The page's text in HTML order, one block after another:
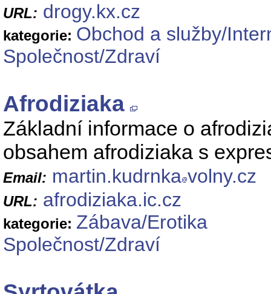
URL: drogy.kx.cz
kategorie: Obchod a služby/
Společnost/Zdraví
Afrodiziaka
Základní informace o
obsahem afrodiziaka s
Email: martin.kudrnka volny.cz
URL: afrodiziaka.ic.cz
kategorie: Zábava/Erotika
Společnost/Zdraví